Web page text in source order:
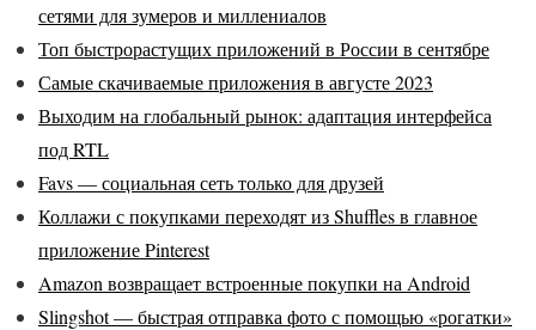
сетями для зумеров и миллениалов
Топ быстрорастущих приложений в России в сентябре
Самые скачиваемые приложения в августе 2023
Выходим на глобальный рынок: адаптация интерфейса
под RTL
Favs — социальная сеть только для друзей
Коллажи с покупками переходят из Shuffles в главное
приложение Pinterest
Amazon возвращает встроенные покупки на Android
Slingshot — быстрая отправка фото с помощью «рогатки»